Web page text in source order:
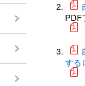
PDF
する